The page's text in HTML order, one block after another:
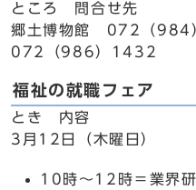
ところ 問合せ先
郷土博物館 072（984
072（986）1432
福祉の就職フェア
とき 内容
3月12日（木曜日）
10時～12時＝業界